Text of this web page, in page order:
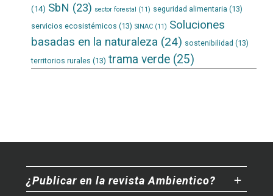
(14) SbN (23) sector forestal (11) seguridad alimentaria (13)
servicios ecosistémicos (13) SINAC(11) Soluciones
basadas en la naturaleza (24) sostenibilidad (13)
territorios rurales (13) trama verde(25)
¿Publicar en la revista Ambientico?